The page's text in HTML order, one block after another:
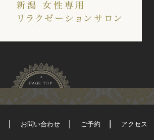
お問い合わせ ご予約 アクセス